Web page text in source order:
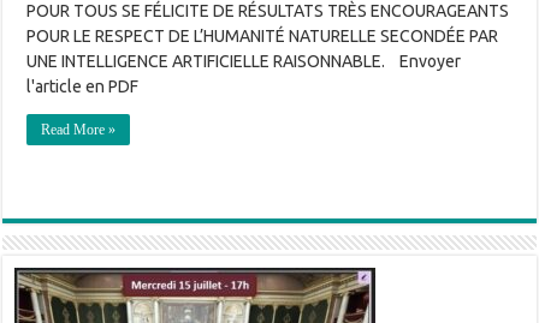
POUR TOUS SE FÉLICITE DE RÉSULTATS TRÈS ENCOURAGEANTS
POUR LE RESPECT DE L’HUMANITÉ NATURELLE SECONDÉE PAR
UNE INTELLIGENCE ARTIFICIELLE RAISONNABLE. Envoyer
l'article en PDF
Read More »